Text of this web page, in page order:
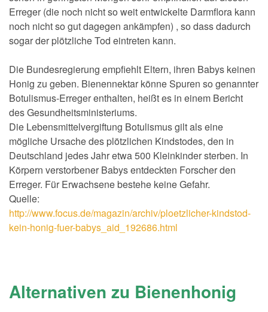
Erreger (die noch nicht so weit entwickelte Darmflora kann
noch nicht so gut dagegen ankämpfen) , so dass dadurch
sogar der plötzliche Tod eintreten kann.
Die Bundesregierung empfiehlt Eltern, ihren Babys keinen
Honig zu geben. Bienennektar könne Spuren so genannter
Botulismus-Erreger enthalten, heißt es in einem Bericht
des Gesundheitsministeriums.
Die Lebensmittelvergiftung Botulismus gilt als eine
mögliche Ursache des plötzlichen Kindstodes, den in
Deutschland jedes Jahr etwa 500 Kleinkinder sterben. In
Körpern verstorbener Babys entdeckten Forscher den
Erreger. Für Erwachsene bestehe keine Gefahr.
Quelle:
http://www.focus.de/magazin/archiv/ploetzlicher-kindstod-
kein-honig-fuer-babys_aid_192686.html
Alternativen zu Bienenhonig